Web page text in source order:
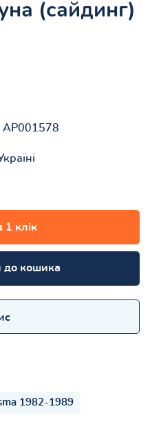
(сайдинг)
AP001578
1 клік
до кошика
1982-1989